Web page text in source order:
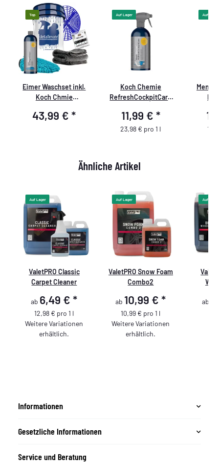
Top
Eimer Waschset inkl.
Koch Chmie
Premium
43,99 €*
Auf Lager
Koch Chemie
RefreshCockpitCare
11,99 € *
23,98 € pro 1 l
Auf Lager
Ähnliche Artikel
Auf Lager
ValetPRO Classic
Carpet Cleaner
ab 6,49 €*
12,98 € pro 1 l
Weitere Variationen
erhältlich.
Auf Lager
ValetPRO Snow Foam
Combo2
ab 10,99 €*
10,99 € pro 1 l
Weitere Variationen
erhältlich.
Auf Lager
ab
Informationen
Gesetzliche Informationen
Service und Beratung